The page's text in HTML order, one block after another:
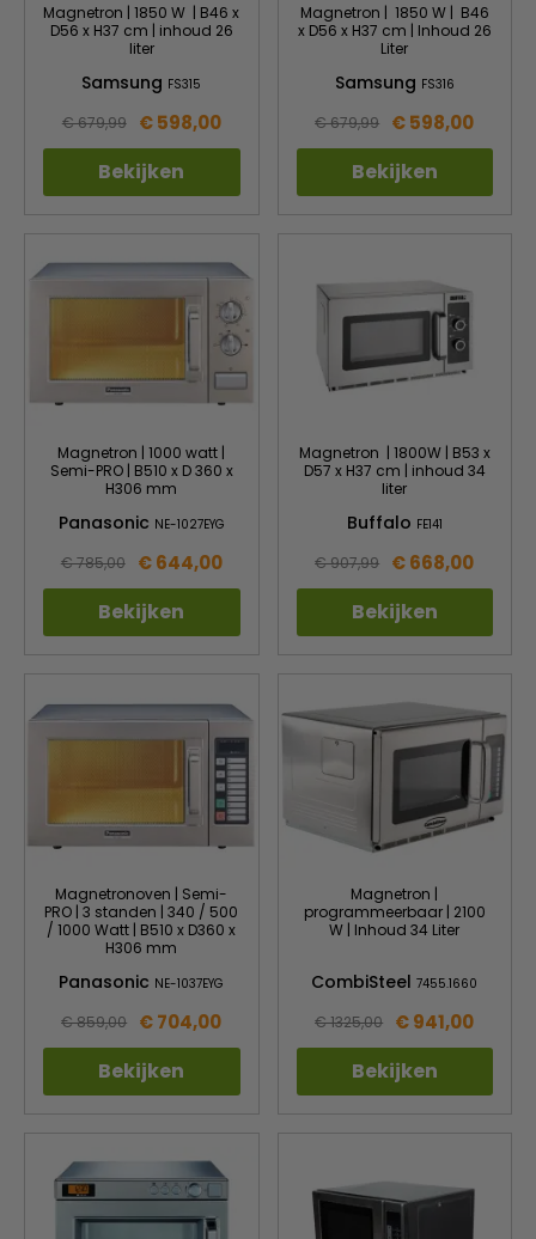
Magnetron | 1850 W | B46 x
D56 x H37 cm | inhoud 26
liter
Samsung FS315
€ 679,99 € 598,00
Bekijken
Magnetron | 1850 W | B46
x D56 x H37 cm | Inhoud 26
Liter
Samsung FS316
€ 679,99 € 598,00
Bekijken
Magnetron | 1000 watt |
Semi-PRO | B510 x D 360 x
H306 mm
Panasonic NE-1027EYG
€ 785,00 € 644,00
Bekijken
Magnetron | 1800W | B53 x
D57 x H37 cm | inhoud 34
liter
Buffalo FE141
€ 907,99 € 668,00
Bekijken
Magnetronoven | Semi-
PRO | 3 standen | 340 / 500
/ 1000 Watt | B510 x D360 x
H306 mm
Panasonic NE-1037EYG
€ 859,00 € 704,00
Bekijken
Magnetron |
programmeerbaar | 2100
W | Inhoud 34 Liter
CombiSteel7455.1660
€ 1325,00 € 941,00
Bekijken